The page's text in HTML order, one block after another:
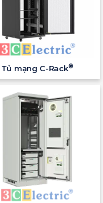
Tủ mạng C-Rack®